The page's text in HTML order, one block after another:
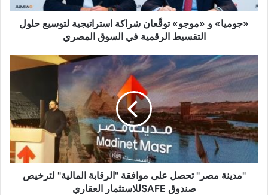
التقسيط
الرقمية
المصري
«جوميا» و «موجو» توقّعان شراكة استراتيجية لتوسيع حلول
التقسيط الرقمية في السوق المصري
"مدينة
مصر"
على
موافقة
"الرقابة
المالية"
لترخيص
صندوق
SAFEللاستثمار
"مدينة مصر" تحصل على موافقة "الرقابة المالية" لترخيص
صندوق SAFEللاستثمار العقاري